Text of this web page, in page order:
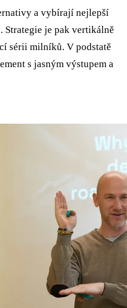
a vybírají nejlepší
Strategie je pak vertikálně
sérii milníků. V podstatě
s jasným výstupem a